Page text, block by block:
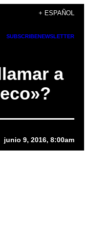
+ ESPAÑOL
SUBSCRIBENEWSLETTER
a
junio 9, 2016, 8:00am